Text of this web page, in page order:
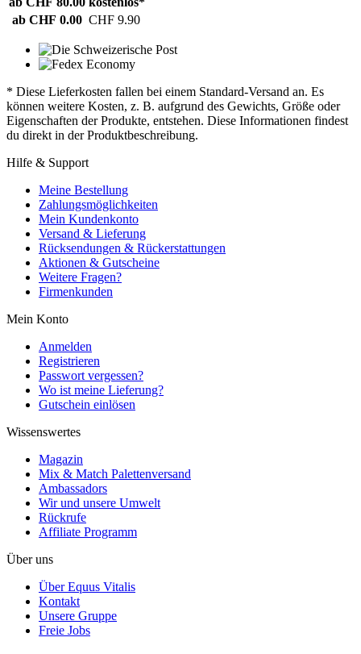
ab CHF 0.00 CHF 9.90
* Diese Lieferkosten fallen bei einem Standard-Versand an. Es
können weitere Kosten, z. B. aufgrund des Gewichts, Größe oder
Eigenschaften der Produkte, entstehen. Diese Informationen findest
du direkt in der Produktbeschreibung.
Hilfe & Support
Meine Bestellung
Zahlungsmöglichkeiten
Mein Kundenkonto
Versand & Lieferung
Rücksendungen & Rückerstattungen
Aktionen & Gutscheine
Weitere Fragen?
Firmenkunden
Mein Konto
Anmelden
Registrieren
Passwort vergessen?
Wo ist meine Lieferung?
Gutschein einlösen
Wissenswertes
Magazin
Mix & Match Palettenversand
Ambassadors
Wir und unsere Umwelt
Rückrufe
Affiliate Programm
Über uns
Über Equus Vitalis
Kontakt
Unsere Gruppe
Freie Jobs